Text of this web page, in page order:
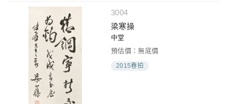
3004
梁寒操
中堂
預估價：無底價
2015春拍